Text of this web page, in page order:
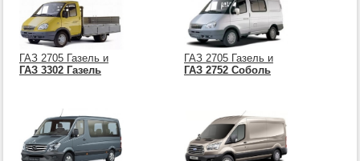
ГАЗ 2705 Газель и
ГАЗ 3302 Газель
ГАЗ 2705 Газель и
ГАЗ 2752 Соболь